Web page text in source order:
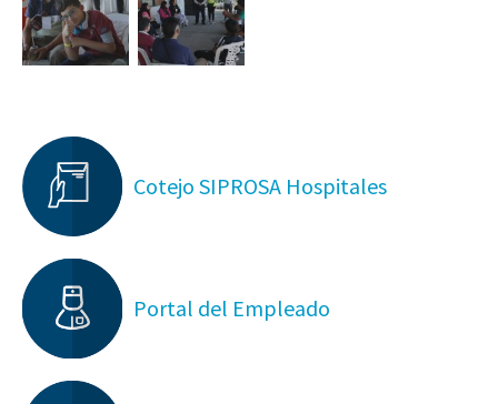
Cotejo SIPROSA Hospitales
Portal del Empleado